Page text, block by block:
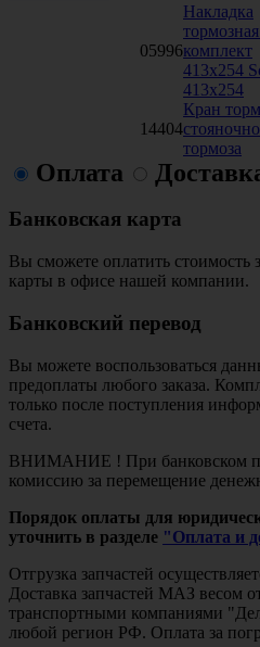
05996
Накладка
комплект
413x254
413x254
14404
Кран
тормоза
Оплата
Банковская карта
Вы сможете оплатить стоимость
карты в офисе нашей компании.
Банковский перевод
Вы можете воспользоваться
предоплаты любого заказа.
только после поступления
счета.
ВНИМАНИЕ ! При банковском
комиссию за перемещение
Порядок оплаты для
уточнить в разделе "Оплата и
Отгрузка запчастей
Доставка запчастей МАЗ весом
транспортными компаниями
любой регион РФ. Оплата за